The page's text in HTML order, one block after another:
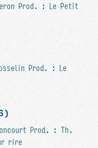
Prod. : Le Petit
Prod. : Le
Prod. : Th.
rire